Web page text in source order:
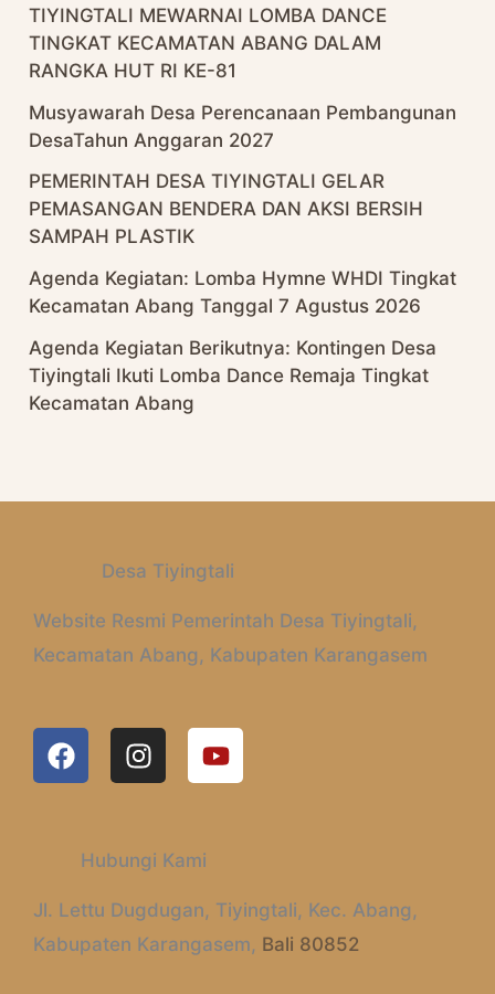
TIYINGTALI MEWARNAI LOMBA DANCE
TINGKAT KECAMATAN ABANG DALAM
RANGKA HUT RI KE-81
Musyawarah Desa Perencanaan Pembangunan
DesaTahun Anggaran 2027
PEMERINTAH DESA TIYINGTALI GELAR
PEMASANGAN BENDERA DAN AKSI BERSIH
SAMPAH PLASTIK
Agenda Kegiatan: Lomba Hymne WHDI Tingkat
Kecamatan Abang Tanggal 7 Agustus 2026
Agenda Kegiatan Berikutnya: Kontingen Desa
Tiyingtali Ikuti Lomba Dance Remaja Tingkat
Kecamatan Abang
Desa Tiyingtali
Website Resmi Pemerintah Desa Tiyingtali,
Kecamatan Abang, Kabupaten Karangasem
F
A
O
K
I
N
A
G
R
A
M
Y
O
E
Hubungi Kami
Jl. Lettu Dugdugan, Tiyingtali, Kec. Abang,
Kabupaten Karangasem, Bali 80852